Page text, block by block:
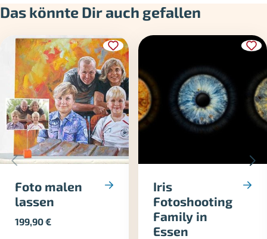
Das könnte Dir auch gefallen
Foto malen
lassen
199,90€
Iris
Fotoshooting
Family in
Essen